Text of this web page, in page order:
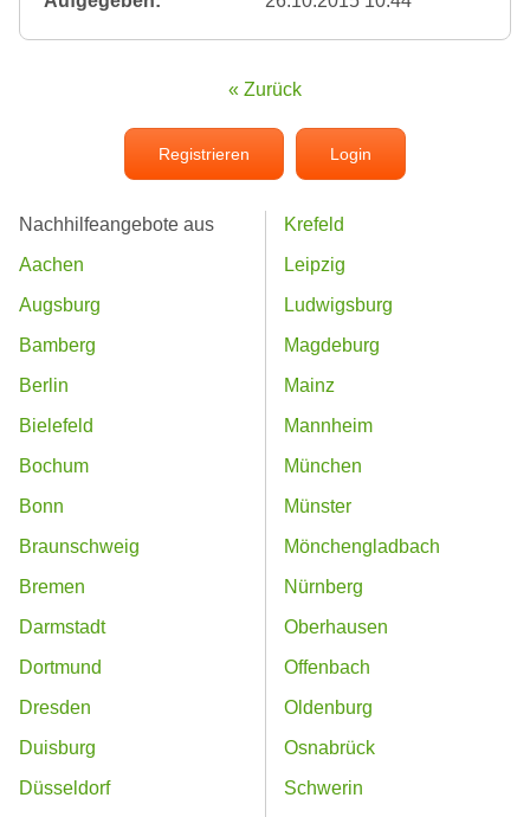
« Zurück
Registrieren Login
Nachhilfeangebote aus
Aachen
Augsburg
Bamberg
Berlin
Bielefeld
Bochum
Bonn
Braunschweig
Bremen
Darmstadt
Dortmund
Dresden
Duisburg
Düsseldorf
Krefeld
Leipzig
Ludwigsburg
Magdeburg
Mainz
Mannheim
München
Münster
Mönchengladbach
Nürnberg
Oberhausen
Offenbach
Oldenburg
Osnabrück
Schwerin